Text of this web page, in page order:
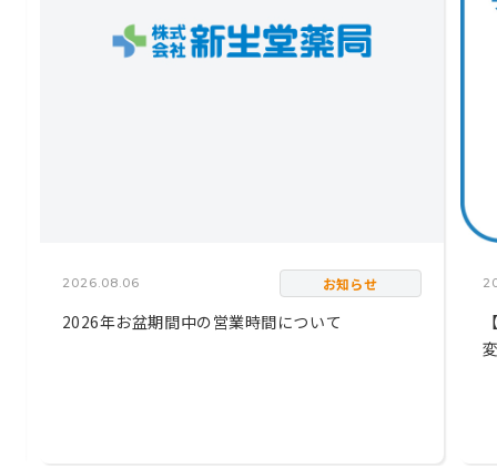
2026.08.06 お知らせ
2026年お盆期間中の営業時間について